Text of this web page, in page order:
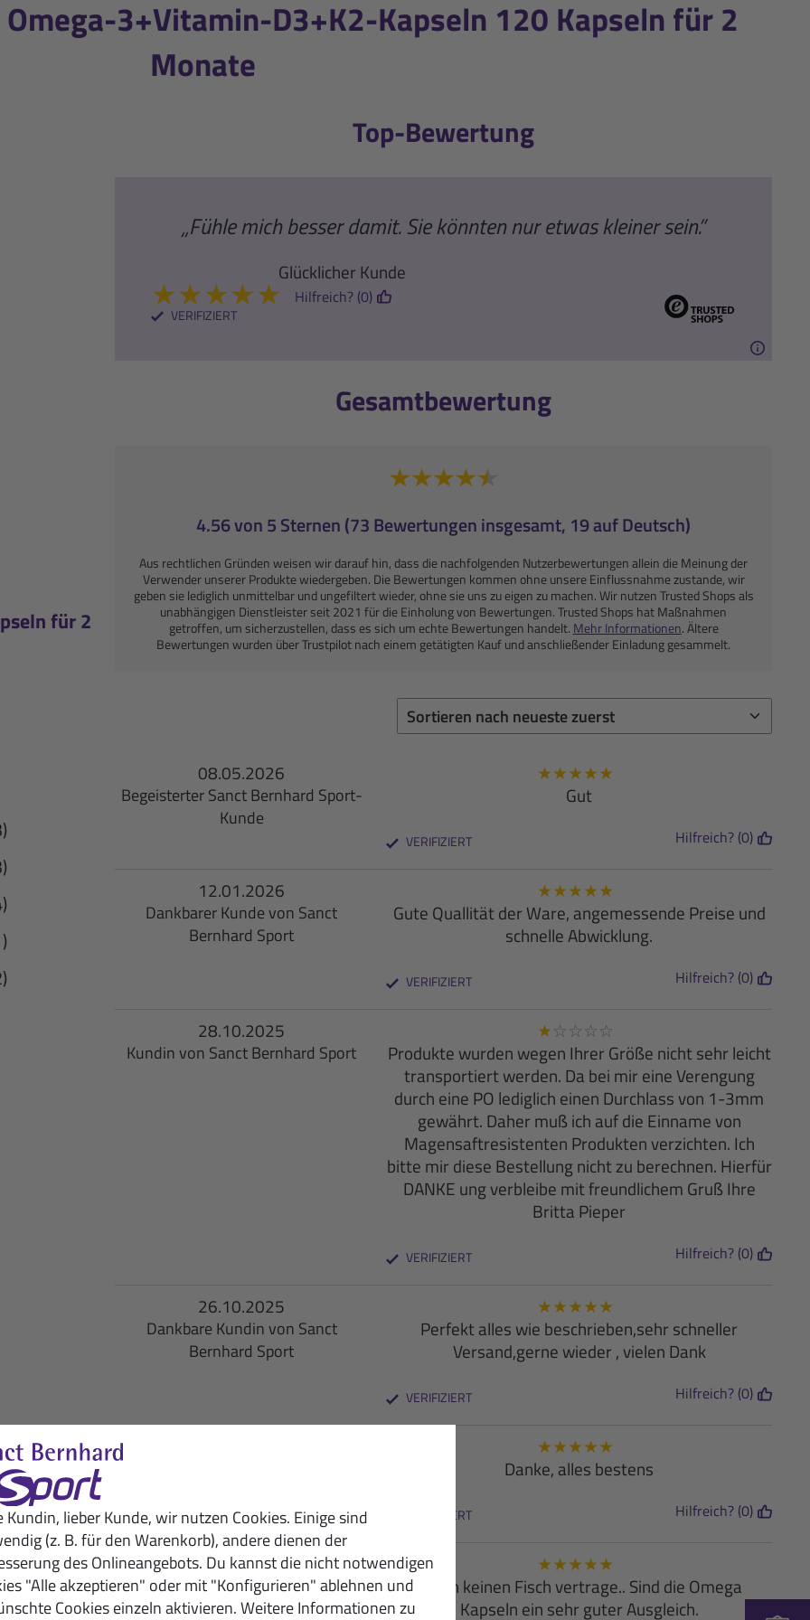
Kundin, lieber Kunde, wir nutzen Cookies. Einige sind
(z. B. für den Warenkorb), andere dienen der
des Onlineangebots. Du kannst die nicht notwendigen
"Alle akzeptieren" oder mit "Konfigurieren" ablehnen und
Cookies einzeln aktivieren. Weitere Informationen zu
3+Vitamin-D3+K2-Kapseln 120 Kapseln für 2
Monate
für 2
Top-Bewertung
„Fühle mich besser damit. Sie könnten nur etwas kleiner sein.”
Glücklicher Kunde
★★★★★
VERIFIZIERT
Hilfreich? (0)
Gesamtbewertung
4.56 von 5 Sternen (73 Bewertungen insgesamt, 19 auf Deutsch)
Aus rechtlichen Gründen weisen wir darauf hin, dass die nachfolgenden Nutzerbewertungen allein die Meinung der
Verwender unserer Produkte wiedergeben. Die Bewertungen kommen ohne unsere Einflussnahme zustande, wir
geben sie lediglich unmittelbar und ungefiltert wieder, ohne sie uns zu eigen zu machen. Wir nutzen Trusted Shops als
unabhängigen Dienstleister seit 2021 für die Einholung von Bewertungen. Trusted Shops hat Maßnahmen
getroffen, um sicherzustellen, dass es sich um echte Bewertungen handelt. Mehr Informationen. Ältere
Bewertungen wurden über Trustpilot nach einem getätigten Kauf und anschließender Einladung gesammelt.
08.05.2026
Begeisterter Sanct Bernhard Sport-
Kunde
★★★★★
Gut
VERIFIZIERT Hilfreich? (0)
12.01.2026
Dankbarer Kunde von Sanct
Bernhard Sport
★★★★★
Gute Quallität der Ware, angemessende Preise und
schnelle Abwicklung.
VERIFIZIERT Hilfreich? (0)
28.10.2025
Kundin von Sanct Bernhard Sport
★ ☆ ☆ ☆ ☆
Produkte wurden wegen Ihrer Größe nicht sehr leicht
transportiert werden. Da bei mir eine Verengung
durch eine PO lediglich einen Durchlass von 1-3mm
gewährt. Daher muß ich auf die Einname von
Magensaftresistenten Produkten verzichten. Ich
bitte mir diese Bestellung nicht zu berechnen. Hierfür
DANKE ung verbleibe mit freundlichem Gruß Ihre
Britta Pieper
VERIFIZIERT Hilfreich? (0)
26.10.2025
Dankbare Kundin von Sanct
Bernhard Sport
★★★★★
Perfekt alles wie beschrieben,sehr schneller
Versand,gerne wieder , vielen Dank
VERIFIZIERT Hilfreich? (0)
★★★★★
Danke, alles bestens
VERIFIZIERT Hilfreich? (0)
19.10.2025
Glücklicher Kunde von Sanct
Bernhard Sport
★★★★★
Da ich keinen Fisch vertrage.. Sind die Omega
Kapseln ein sehr guter Ausgleich.